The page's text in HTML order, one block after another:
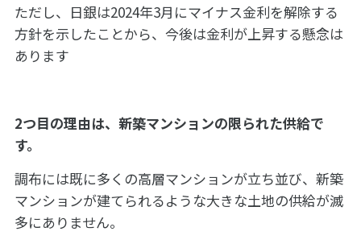
ただし、日銀は2024年3月にマイナス金利を解除する
方針を示したことから、今後は金利が上昇する懸念は
あります
2つ目の理由は、新築マンションの限られた供給で
す。
調布には既に多くの高層マンションが立ち並び、新築
マンションが建てられるような大きな土地の供給が滅
多にありません。